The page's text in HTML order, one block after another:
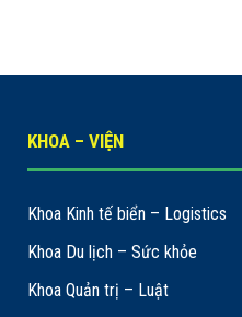
KHOA – VIỆN
Khoa Kinh tế biển – Logistics
Khoa Du lịch – Sức khỏe
Khoa Quản trị – Luật